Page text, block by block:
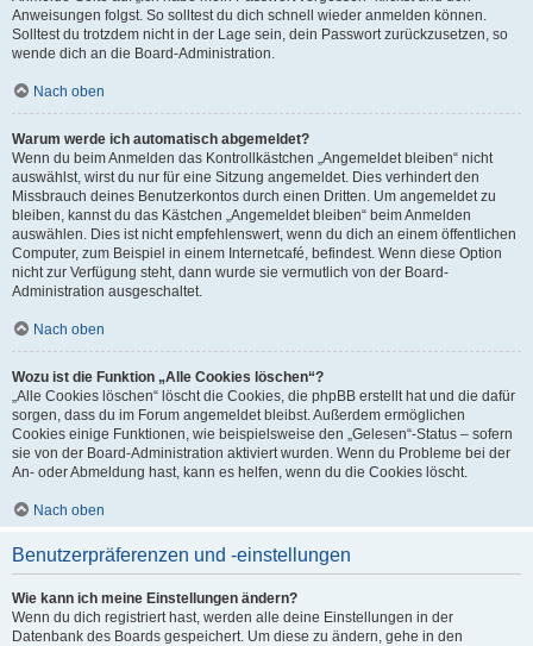
Anweisungen folgst. So solltest du dich schnell wieder anmelden können.
Solltest du trotzdem nicht in der Lage sein, dein Passwort zurückzusetzen, so
wende dich an die Board-Administration.
Nach oben
Warum werde ich automatisch abgemeldet?
Wenn du beim Anmelden das Kontrollkästchen „Angemeldet bleiben“ nicht
auswählst, wirst du nur für eine Sitzung angemeldet. Dies verhindert den
Missbrauch deines Benutzerkontos durch einen Dritten. Um angemeldet zu
bleiben, kannst du das Kästchen „Angemeldet bleiben“ beim Anmelden
auswählen. Dies ist nicht empfehlenswert, wenn du dich an einem öffentlichen
Computer, zum Beispiel in einem Internetcafé, befindest. Wenn diese Option
nicht zur Verfügung steht, dann wurde sie vermutlich von der Board-
Administration ausgeschaltet.
Nach oben
Wozu ist die Funktion „Alle Cookies löschen“?
„Alle Cookies löschen“ löscht die Cookies, die phpBB erstellt hat und die dafür
sorgen, dass du im Forum angemeldet bleibst. Außerdem ermöglichen
Cookies einige Funktionen, wie beispielsweise den „Gelesen“-Status – sofern
sie von der Board-Administration aktiviert wurden. Wenn du Probleme bei der
An- oder Abmeldung hast, kann es helfen, wenn du die Cookies löscht.
Nach oben
Benutzerpräferenzen und -einstellungen
Wie kann ich meine Einstellungen ändern?
Wenn du dich registriert hast, werden alle deine Einstellungen in der
Datenbank des Boards gespeichert. Um diese zu ändern, gehe in den